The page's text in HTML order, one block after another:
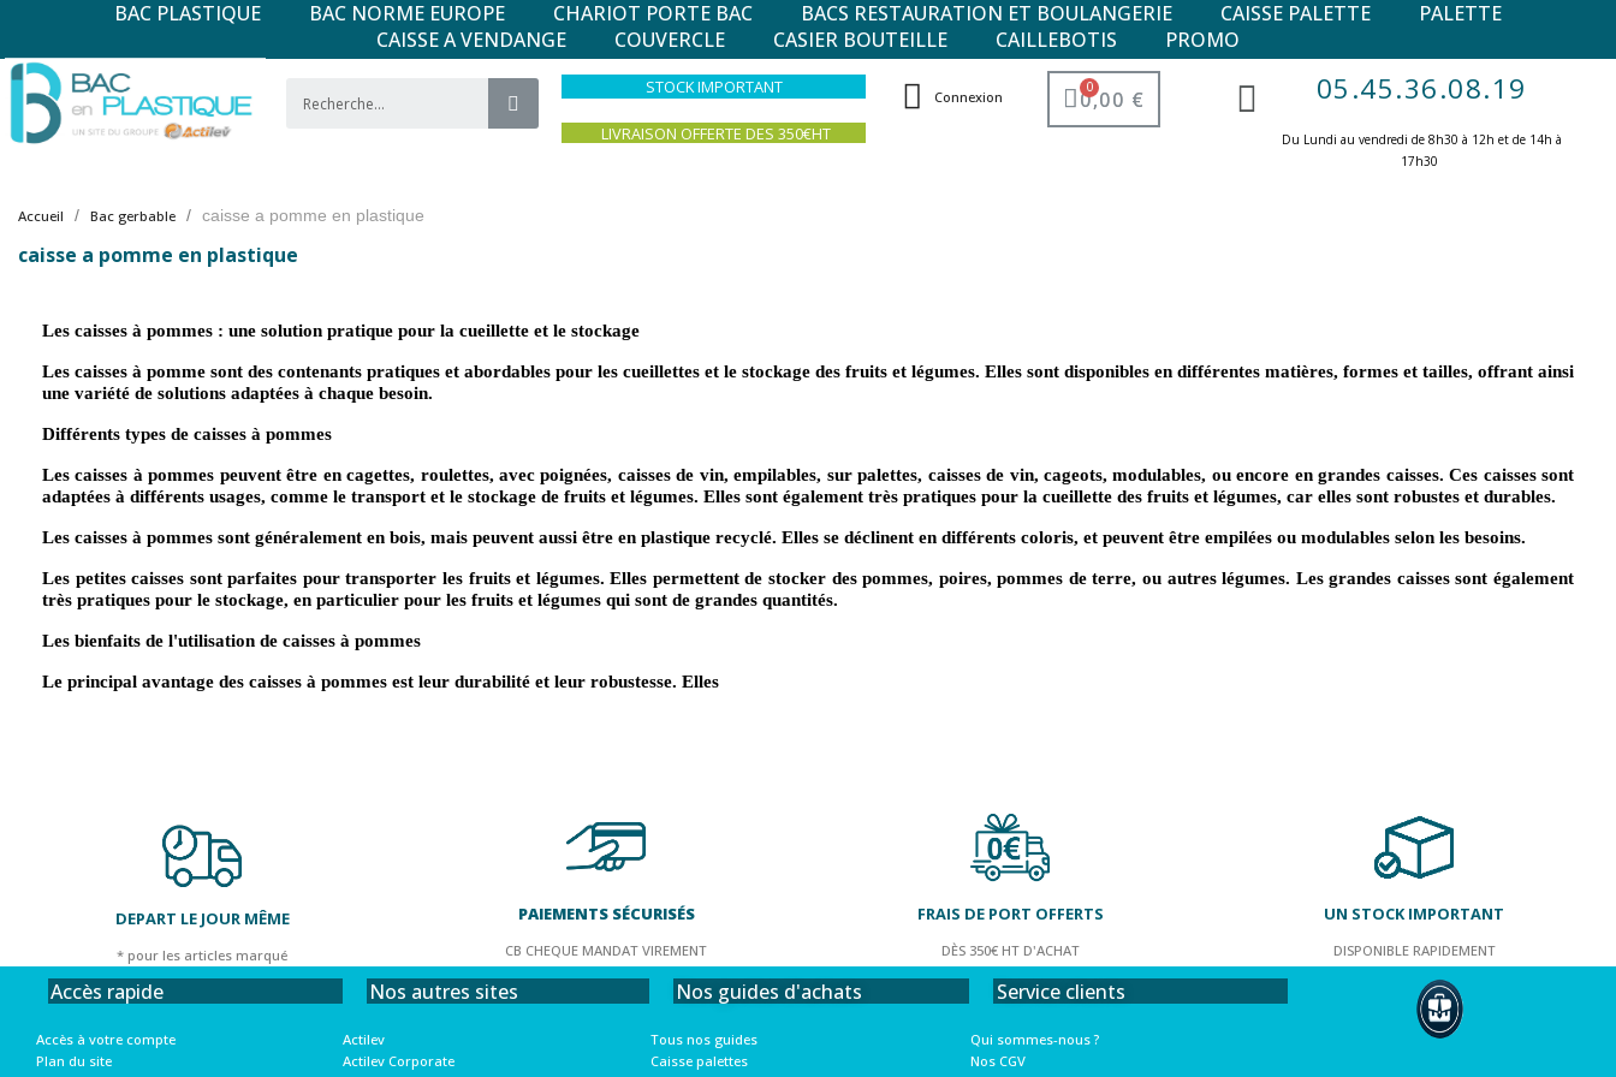
BAC PLASTIQUE BAC NORME EUROPE CHARIOT PORTE BAC BACS RESTAURATION ET BOULANGERIE CAISSE PALETTE
PALETTE
CAISSE A VENDANGE
COUVERCLE CASIER BOUTEILLE CAILLEBOTIS PROMO
STOCK IMPORTANT
LIVRAISON OFFERTE DES 350€HT
Connexion 0,00 € 05.45.36.08.19
Du Lundi au vendredi de 8h30 à 12h et de 14h à
17h30 ​
Accueil Bac gerbable caisse a pomme en plastique
caisse a pomme en plastique
Les caisses à pommes : une solution pratique pour la cueillette et le stockage
Les caisses à pomme sont des contenants pratiques et abordables pour les cueillettes et le stockage des fruits et légumes. Elles sont disponibles en différentes matières, formes et tailles, offrant ainsi
une variété de solutions adaptées à chaque besoin.
Différents types de caisses à pommes
Les caisses à pommes peuvent être en cagettes, roulettes, avec poignées, caisses de vin, empilables, sur palettes, caisses de vin, cageots, modulables, ou encore en grandes caisses. Ces caisses sont
adaptées à différents usages, comme le transport et le stockage de fruits et légumes. Elles sont également très pratiques pour la cueillette des fruits et légumes, car elles sont robustes et durables.
Les caisses à pommes sont généralement en bois, mais peuvent aussi être en plastique recyclé. Elles se déclinent en différents coloris, et peuvent être empilées ou modulables selon les besoins.
Les petites caisses sont parfaites pour transporter les fruits et légumes. Elles permettent de stocker des pommes, poires, pommes de terre, ou autres légumes. Les grandes caisses sont également
très pratiques pour le stockage, en particulier pour les fruits et légumes qui sont de grandes quantités.
Les bienfaits de l'utilisation de caisses à pommes
Le principal avantage des caisses à pommes est leur durabilité et leur robustesse. Elles
DEPART LE JOUR MÊME
* pour les articles marqué
PAIEMENTS SÉCURISÉS
CB CHEQUE MANDAT VIREMENT
FRAIS DE PORT OFFERTS
DÈS 350€ HT D'ACHAT
UN STOCK IMPORTANT
DISPONIBLE RAPIDEMENT
Accès rapide
Accès à votre compte
Plan du site
Nos autres sites
Actilev
Actilev Corporate
Nos guides d'achats
Tous nos guides
Caisse palettes
Service clients
Qui sommes-nous ?
Nos CGV